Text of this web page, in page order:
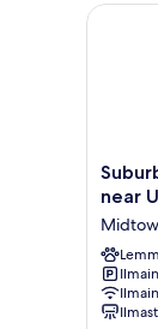
Studios
near
near